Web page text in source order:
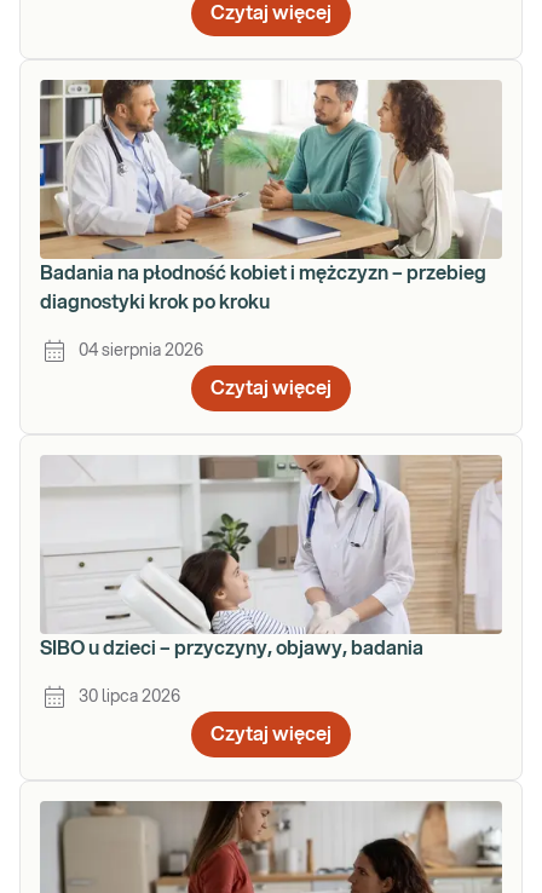
Czytaj więcej
Badania na płodność kobiet i mężczyzn – przebieg
diagnostyki krok po kroku
04 sierpnia 2026
Czytaj więcej
SIBO u dzieci – przyczyny, objawy, badania
30 lipca 2026
Czytaj więcej